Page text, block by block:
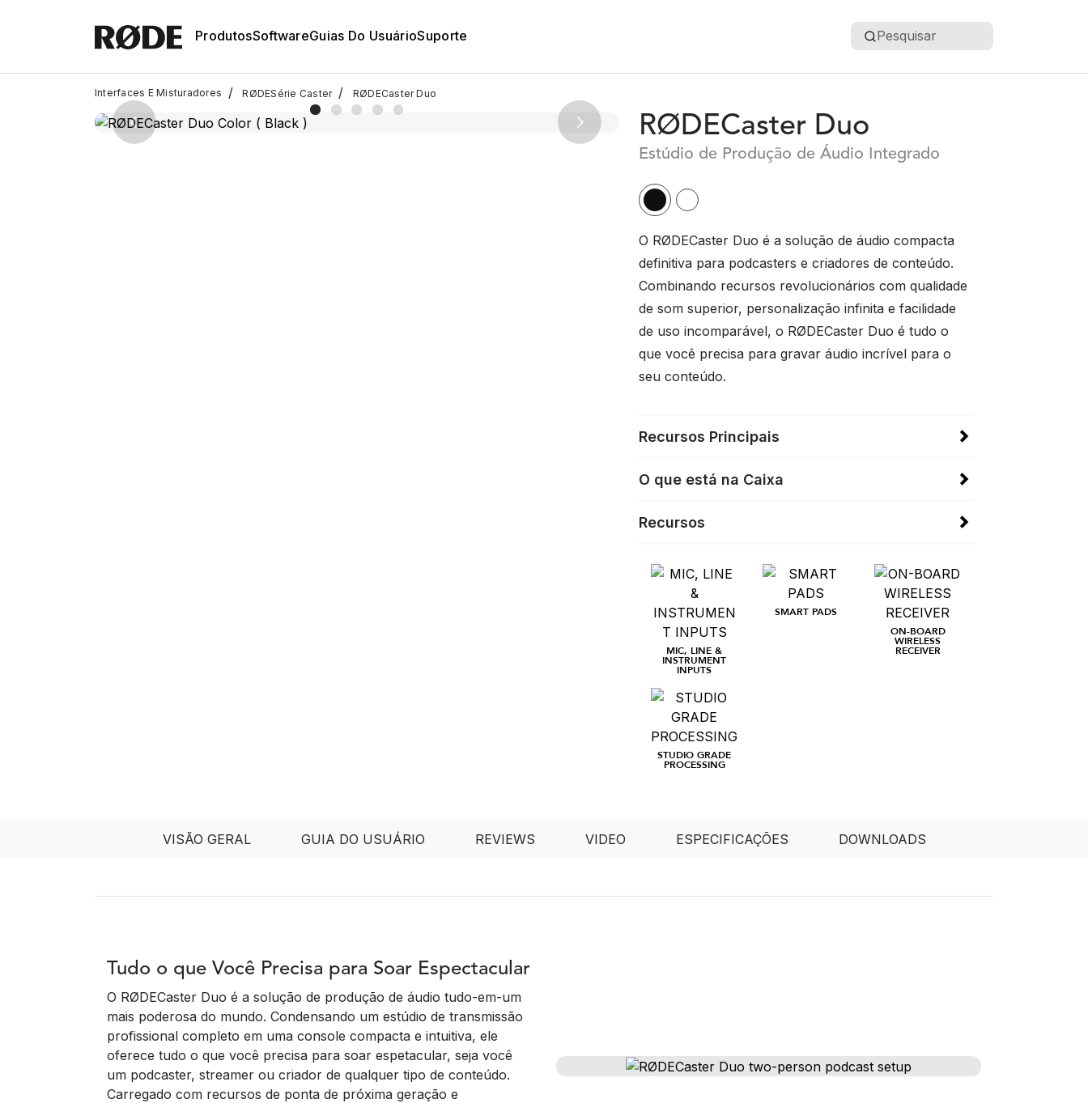
ProdutosSoftwareGuias Do UsuárioSuporte Pesquisar
Interfaces E Misturadores / RØDESérie Caster / RØDECaster Duo
Previous Next RØDECaster Duo
Estúdio de Produção de Áudio Integrado
O RØDECaster Duo é a solução de áudio compacta
definitiva para podcasters e criadores de conteúdo.
Combinando recursos revolucionários com qualidade
de som superior, personalização infinita e facilidade
de uso incomparável, o RØDECaster Duo é tudo o
que você precisa para gravar áudio incrível para o
seu conteúdo.
Recursos Principais
O que está na Caixa
Recursos
MIC, LINE &
INSTRUMENT
INPUTS
SMART PADS
ON-BOARD
WIRELESS
RECEIVER
STUDIO GRADE
PROCESSING
VISÃO GERAL GUIA DO USUÁRIO REVIEWS VIDEO ESPECIFICAÇÕES DOWNLOADS
Tudo o que Você Precisa para Soar Espectacular
O RØDECaster Duo é a solução de produção de áudio tudo-em-um
mais poderosa do mundo. Condensando um estúdio de transmissão
profissional completo em uma console compacta e intuitiva, ele
oferece tudo o que você precisa para soar espetacular, seja você
um podcaster, streamer ou criador de qualquer tipo de conteúdo.
Carregado com recursos de ponta de próxima geração e